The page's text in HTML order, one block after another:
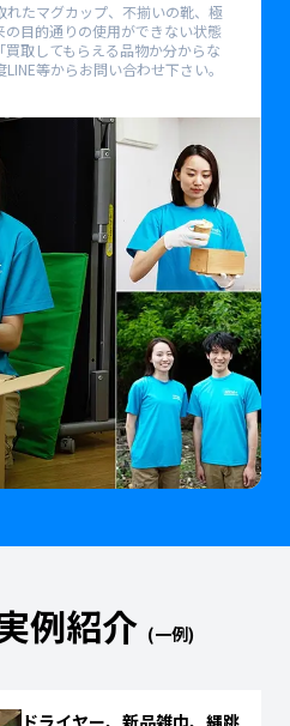
たマグカップ、不揃いの靴、極
目的通りの使用ができない状態
取してもらえる品物か分からな
等からお問い合わせ下さい。
例紹介 (一例)